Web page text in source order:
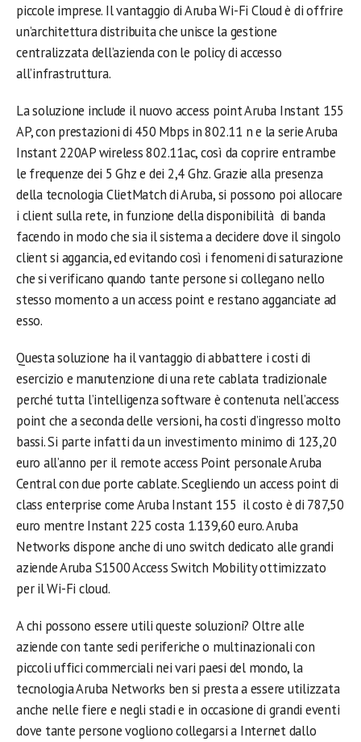
piccole imprese. Il vantaggio di Aruba Wi-Fi Cloud è di offrire
un’architettura distribuita che unisce la gestione
centralizzata dell’azienda con le policy di accesso
all’infrastruttura.
La soluzione include il nuovo access point Aruba Instant 155
AP, con prestazioni di 450 Mbps in 802.11 n e la serie Aruba
Instant 220AP wireless 802.11ac, così da coprire entrambe
le frequenze dei 5 Ghz e dei 2,4 Ghz. Grazie alla presenza
della tecnologia ClietMatch di Aruba, si possono poi allocare
i client sulla rete, in funzione della disponibilità di banda
facendo in modo che sia il sistema a decidere dove il singolo
client si aggancia, ed evitando così i fenomeni di saturazione
che si verificano quando tante persone si collegano nello
stesso momento a un access point e restano agganciate ad
esso.
Questa soluzione ha il vantaggio di abbattere i costi di
esercizio e manutenzione di una rete cablata tradizionale
perché tutta l’intelligenza software è contenuta nell’access
point che a seconda delle versioni, ha costi d’ingresso molto
bassi. Si parte infatti da un investimento minimo di 123,20
euro all’anno per il remote access Point personale Aruba
Central con due porte cablate. Scegliendo un access point di
class enterprise come Aruba Instant 155 il costo è di 787,50
euro mentre Instant 225 costa 1.139,60 euro. Aruba
Networks dispone anche di uno switch dedicato alle grandi
aziende Aruba S1500 Access Switch Mobility ottimizzato
per il Wi-Fi cloud.
A chi possono essere utili queste soluzioni? Oltre alle
aziende con tante sedi periferiche o multinazionali con
piccoli uffici commerciali nei vari paesi del mondo, la
tecnologia Aruba Networks ben si presta a essere utilizzata
anche nelle fiere e negli stadi e in occasione di grandi eventi
dove tante persone vogliono collegarsi a Internet dallo